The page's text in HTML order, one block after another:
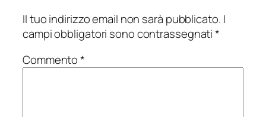
Il tuo indirizzo email non sarà pubblicato. I
campi obbligatori sono contrassegnati*
Commento*